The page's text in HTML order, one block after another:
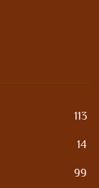
113
14
99